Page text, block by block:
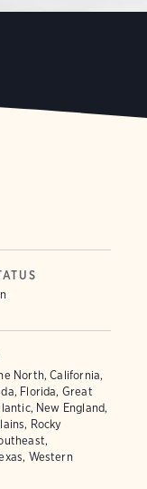
North, California,
Florida, Great
New England,
Rocky
Western